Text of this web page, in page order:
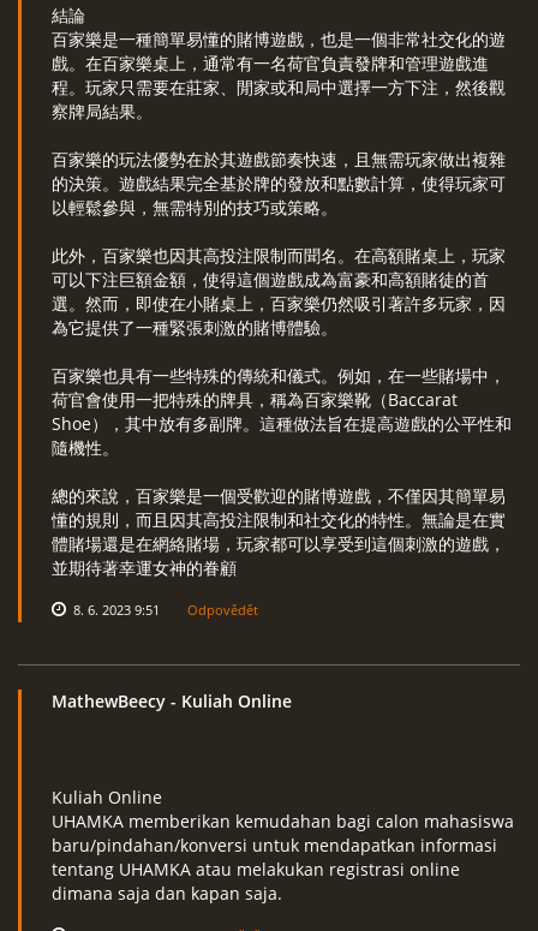
結論
百家樂是一種簡單易懂的賭博遊戲，也是一個非常社交化的遊
戲。在百家樂桌上，通常有一名荷官負責發牌和管理遊戲進
程。玩家只需要在莊家、閒家或和局中選擇一方下注，然後觀
察牌局結果。
百家樂的玩法優勢在於其遊戲節奏快速，且無需玩家做出複雜
的決策。遊戲結果完全基於牌的發放和點數計算，使得玩家可
以輕鬆參與，無需特別的技巧或策略。
此外，百家樂也因其高投注限制而聞名。在高額賭桌上，玩家
可以下注巨額金額，使得這個遊戲成為富豪和高額賭徒的首
選。然而，即使在小賭桌上，百家樂仍然吸引著許多玩家，因
為它提供了一種緊張刺激的賭博體驗。
百家樂也具有一些特殊的傳統和儀式。例如，在一些賭場中，
荷官會使用一把特殊的牌具，稱為百家樂靴（Baccarat
Shoe），其中放有多副牌。這種做法旨在提高遊戲的公平性和
隨機性。
總的來說，百家樂是一個受歡迎的賭博遊戲，不僅因其簡單易
懂的規則，而且因其高投注限制和社交化的特性。無論是在實
體賭場還是在網絡賭場，玩家都可以享受到這個刺激的遊戲，
並期待著幸運女神的眷顧
8. 6. 2023 9:51 Odpovědět
MathewBeecy - Kuliah Online
Kuliah Online
UHAMKA memberikan kemudahan bagi calon mahasiswa
baru/pindahan/konversi untuk mendapatkan informasi
tentang UHAMKA atau melakukan registrasi online
dimana saja dan kapan saja.